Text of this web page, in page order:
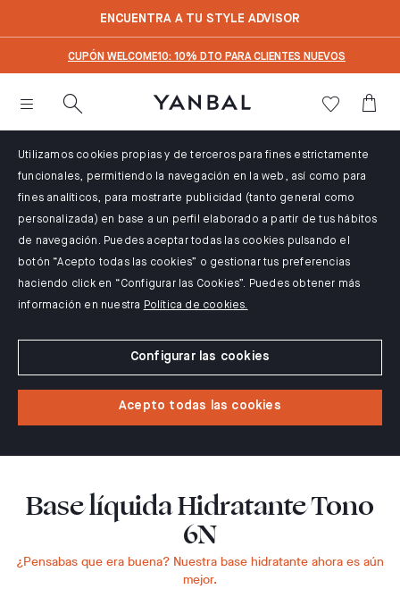
ENCUENTRA A TU STYLE ADVISOR
CUPÓN WELCOME10: 10% DTO PARA CLIENTES NUEVOS
Utilizamos cookies propias y de terceros para fines estrictamente
funcionales, permitiendo la navegación en la web, así como para
fines analíticos, para mostrarte publicidad (tanto general como
personalizada) en base a un perfil elaborado a partir de tus hábitos
de navegación. Puedes aceptar todas las cookies pulsando el
botón “Acepto todas las cookies” o gestionar tus preferencias
haciendo click en “Configurar las Cookies”. Puedes obtener más
información en nuestra Política de cookies.
Configurar las cookies
Acepto todas las cookies
Base líquida Hidratante Tono
6N
¿Pensabas que era buena? Nuestra base hidratante ahora es aún
mejor.